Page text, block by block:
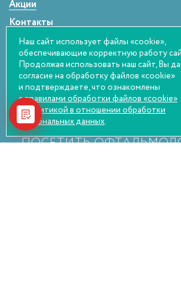
Сферические
Акции
Контакты
Статьи
Оплата и возврат
Правовая информация
НАСТОЯТЕЛЬНО
ПОСЕТИТЬ
Наш сайт использует файлы «cookie»,
обеспечивающие корректную работу
Продолжая использовать наш сайт, Вы
согласие на обработку файлов «cookie»
и подтверждаете, что ознакомлены
с правилами обработки файлов «cookie»
иполитикой в отношении обработки
персональных данных.